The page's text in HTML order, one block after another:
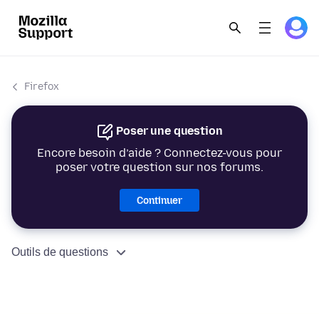
Firefox
Poser une question
Encore besoin d’aide ? Connectez-vous pour
poser votre question sur nos forums.
Continuer
Outils de questions